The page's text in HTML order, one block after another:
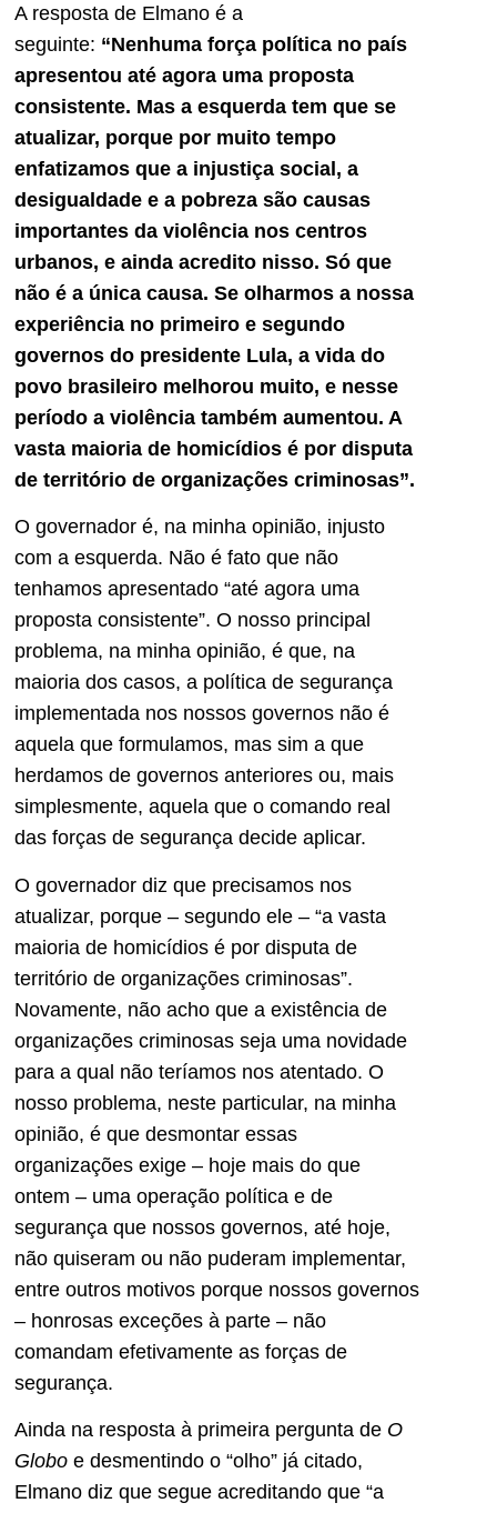
A resposta de Elmano é a
seguinte: “Nenhuma força política no país
apresentou até agora uma proposta
consistente. Mas a esquerda tem que se
atualizar, porque por muito tempo
enfatizamos que a injustiça social, a
desigualdade e a pobreza são causas
importantes da violência nos centros
urbanos, e ainda acredito nisso. Só que
não é a única causa. Se olharmos a nossa
experiência no primeiro e segundo
governos do presidente Lula, a vida do
povo brasileiro melhorou muito, e nesse
período a violência também aumentou. A
vasta maioria de homicídios é por disputa
de território de organizações criminosas”.
O governador é, na minha opinião, injusto
com a esquerda. Não é fato que não
tenhamos apresentado “até agora uma
proposta consistente”. O nosso principal
problema, na minha opinião, é que, na
maioria dos casos, a política de segurança
implementada nos nossos governos não é
aquela que formulamos, mas sim a que
herdamos de governos anteriores ou, mais
simplesmente, aquela que o comando real
das forças de segurança decide aplicar.
O governador diz que precisamos nos
atualizar, porque – segundo ele – “a vasta
maioria de homicídios é por disputa de
território de organizações criminosas”.
Novamente, não acho que a existência de
organizações criminosas seja uma novidade
para a qual não teríamos nos atentado. O
nosso problema, neste particular, na minha
opinião, é que desmontar essas
organizações exige – hoje mais do que
ontem – uma operação política e de
segurança que nossos governos, até hoje,
não quiseram ou não puderam implementar,
entre outros motivos porque nossos governos
– honrosas exceções à parte – não
comandam efetivamente as forças de
segurança.
Ainda na resposta à primeira pergunta de O
Globo e desmentindo o “olho” já citado,
Elmano diz que segue acreditando que “a